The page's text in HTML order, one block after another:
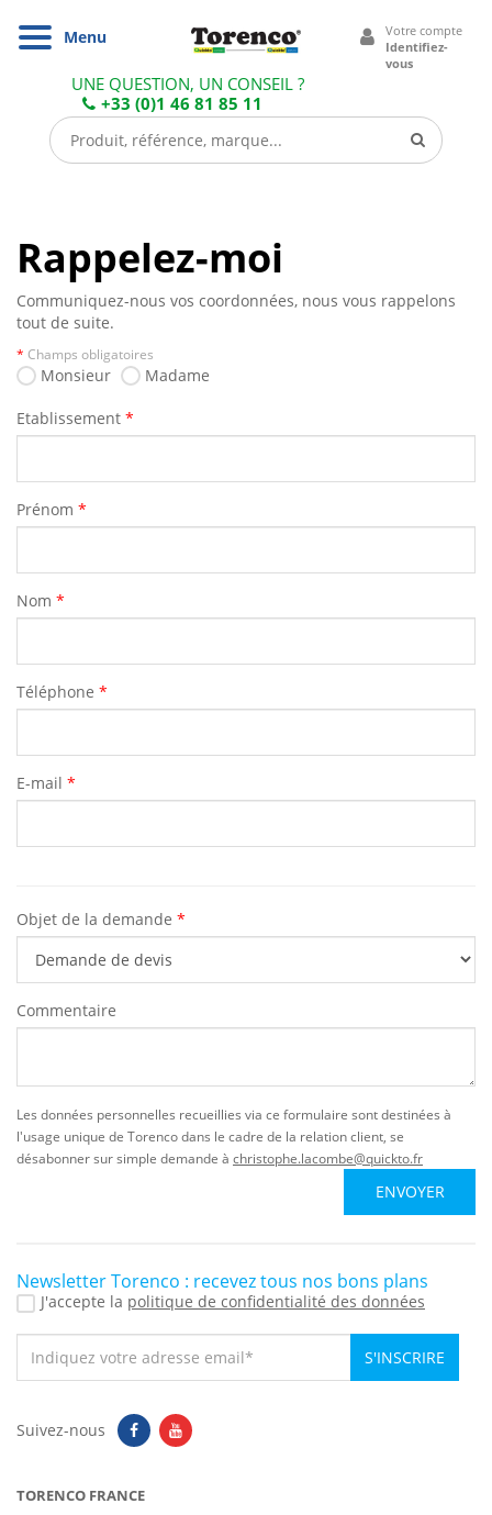
UNE QUESTION, UN CONSEIL ?
+33 (0)1 46 81 85 11
Votre compte
Identifiez-
vous
Navigation
Menu
Rappelez-moi
Communiquez-nous vos coordonnées, nous vous rappelons
tout de suite.
* Champs obligatoires
Monsieur Madame
Etablissement *
Prénom *
Nom *
Téléphone *
E-mail *
Objet de la demande *
Commentaire
Les données personnelles recueillies via ce formulaire sont destinées à
l'usage unique de Torenco dans le cadre de la relation client, se
désabonner sur simple demande à christophe.lacombe@quickto.fr
ENVOYER
Newsletter Torenco : recevez tous nos bons plans
J'accepte la politique de confidentialité des données
S'INSCRIRE
Suivez-nous
TORENCO FRANCE